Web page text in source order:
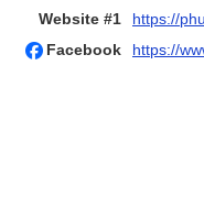
Website #1
https://
Facebook
https://